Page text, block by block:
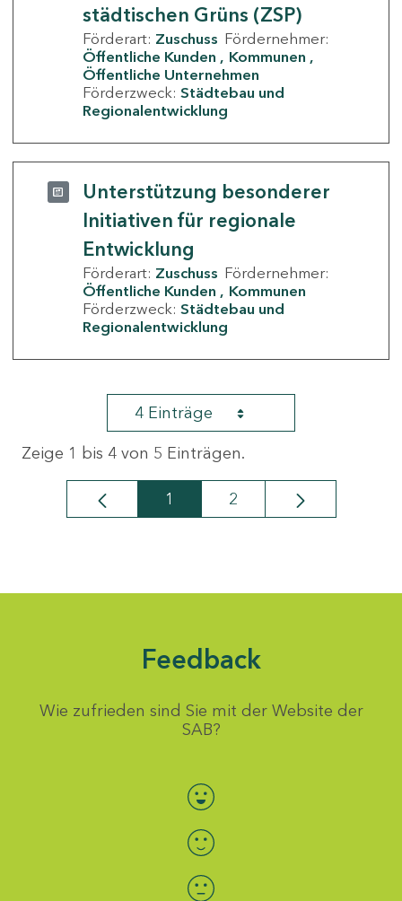
städtischen Grüns (ZSP)
Förderart: Zuschuss Fördernehmer:
Öffentliche Kunden
Kommunen
Öffentliche Unternehmen
Förderzweck: Städtebau und
Regionalentwicklung
Unterstützung besonderer
Initiativen für regionale
Entwicklung
Förderart: Zuschuss Fördernehmer:
Öffentliche Kunden
Kommunen
Förderzweck: Städtebau und
Regionalentwicklung
4 Einträge
Zeige 1 bis 4 von 5 Einträgen.
Seite
1 Seite
2
Feedback
Wie zufrieden sind Sie mit der Website der
SAB?
Bewertung auswählen